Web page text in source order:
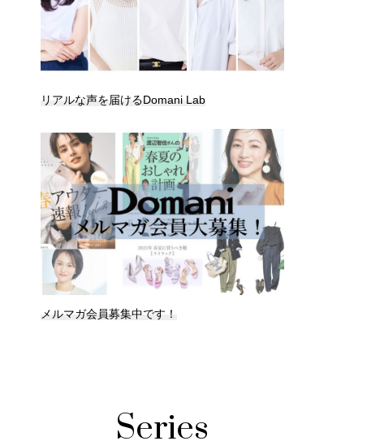
リアルな声を届けるDomani Lab
メルマガ会員募集中です！
Series